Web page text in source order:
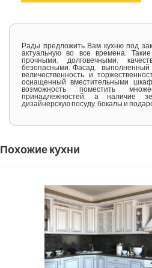
Рады предложить Вам кухню под
актуальную во все времена.
прочными, долговечными,
безопасными. Фасад, выполненный
величественность и
оснащенный вместительными
возможность поместить
принадлежностей, а наличие
дизайнерскую посуду, бокалы и
Похожие кухни